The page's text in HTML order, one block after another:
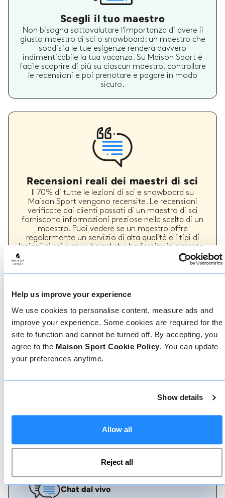
Help us improve your experience
We use cookies to personalise content, measure ads and
improve your experience. Some cookies are required for the
site to function and cannot be turned off. By accepting, you
agree to the Maison Sport Cookie Policy. You can update
your preferences anytime.
Show details
Allow all
Reject all
Scegli il tuo maestro
Non bisogna sottovalutare l'importanza di avere il
giusto maestro di sci o snowboard: un maestro che
soddisfa le tue esigenze renderà davvero
indimenticabile la tua vacanza. Su Maison Sport è
facile scoprire di più su ciascun maestro, controllare
le recensioni e poi prenotare e pagare in modo
sicuro.
Recensioni reali dei maestri di sci
Il 70% di tutte le lezioni di sci e snowboard su
Maison Sport vengono recensite. Le recensioni
verificate dai clienti passati di un maestro di sci
forniscono informazioni preziose nella scelta di un
maestro. Puoi vedere se un maestro offre
regolarmente un servizio di alta qualità e i tipi di
lezioni di sci o snowboard che ha fornito in passato.
Come prenotare
Prenotare con noi non potrebbe essere più
semplice, il nostro team di esperti è sempre a
disposizione per aiutarvi: prenotate subito online
o parlate con il nostro team se avete bisogno di
assistenza.
Chat dal vivo